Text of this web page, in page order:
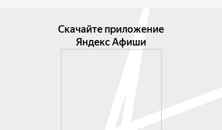
Скачайте приложение
Яндекс Афиши